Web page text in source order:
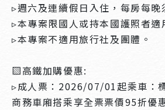
▹週六及連續假日入住，每房每
▹本專案限國人或持本國護照者適
▹本專案不適用旅行社及團體。
▧高鐵加購優惠:
▹成人票：2026/07/01起乘車：
商務車廂搭乘享全票票價95折優